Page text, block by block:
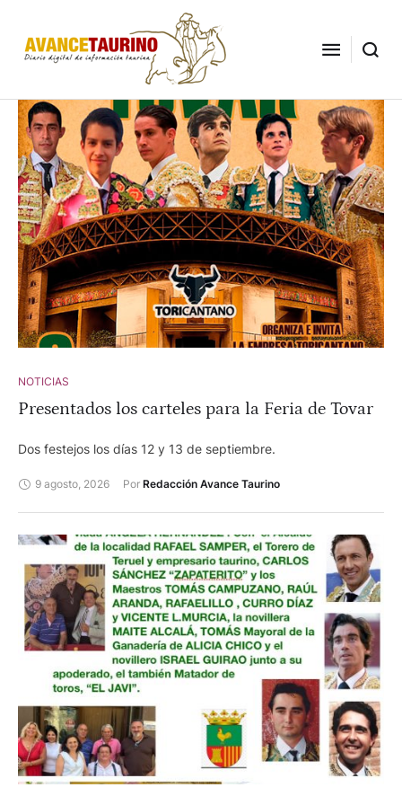
NOTICIAS
Presentados los carteles para la Feria de Tovar
Dos festejos los días 12 y 13 de septiembre.
9 agosto, 2026 Por Redacción Avance Taurino